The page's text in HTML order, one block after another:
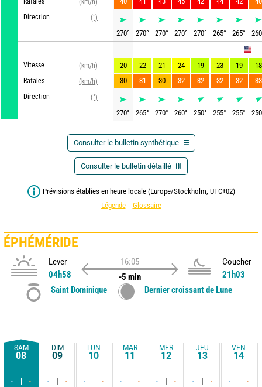
Direction
(°)
GFS
Vitesse
(km/h)
Rafales
(km/h)
Direction
(°)
270° 270° 270° 270° 270° 265° 265° 260
20 22 21 24 19 23 19
18
30
31 30 32 32 32 32 33
270° 265° 270° 260° 250° 255° 255° 250
Consulter le bulletin synthétique
Consulter le bulletin détaillé
Prévisions établies en heure locale (Europe/Stockholm, UTC+02)
Légende
Glossaire
ÉPHÉMÉRIDE
Lever
04h58
16:05
-5 min
Coucher
21h03
Saint Dominique
Dernier croissant de Lune
SAM
08
- -
DIM
09
- -
LUN
10
- -
MAR
11
- -
MER
12
- -
JEU
13
- -
VEN
14
- -